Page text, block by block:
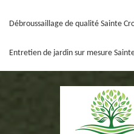
Débroussaillage de qualité Sainte
Entretien de jardin sur mesure